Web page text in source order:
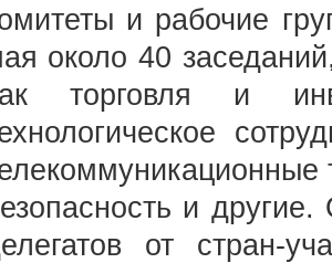
и рабочие
около 40
торговля и
и
от стран-